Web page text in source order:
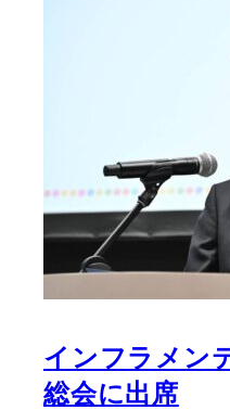
インフラメン
総会に出席